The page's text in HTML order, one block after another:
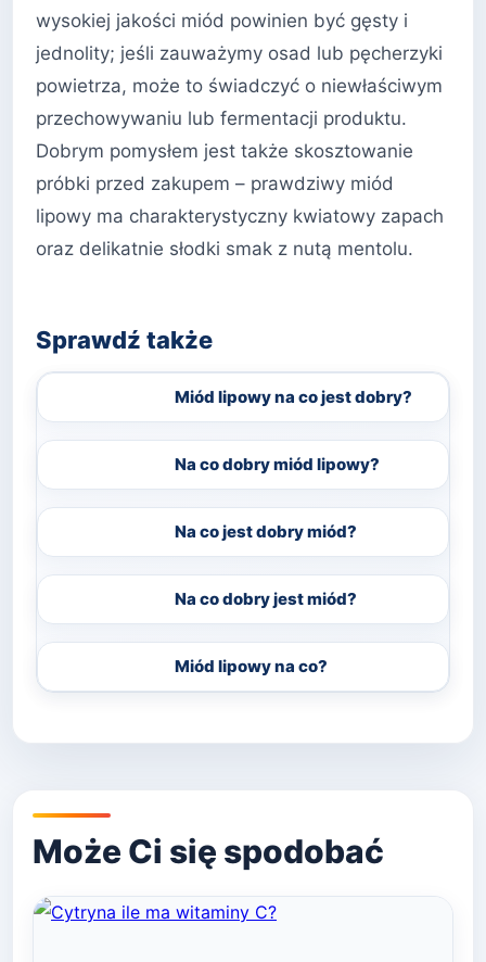
wysokiej jakości miód powinien być gęsty i
jednolity; jeśli zauważymy osad lub pęcherzyki
powietrza, może to świadczyć o niewłaściwym
przechowywaniu lub fermentacji produktu.
Dobrym pomysłem jest także skosztowanie
próbki przed zakupem – prawdziwy miód
lipowy ma charakterystyczny kwiatowy zapach
oraz delikatnie słodki smak z nutą mentolu.
Sprawdź także
Miód lipowy na co jest dobry?
Na co dobry miód lipowy?
Na co jest dobry miód?
Na co dobry jest miód?
Miód lipowy na co?